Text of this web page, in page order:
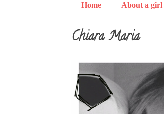
Home About a girl
Chiara Maria